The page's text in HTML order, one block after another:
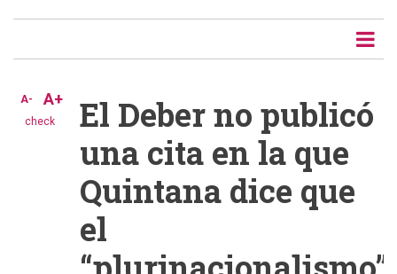
check
A- A+
El Deber no publicó
una cita en la que
Quintana dice que
el